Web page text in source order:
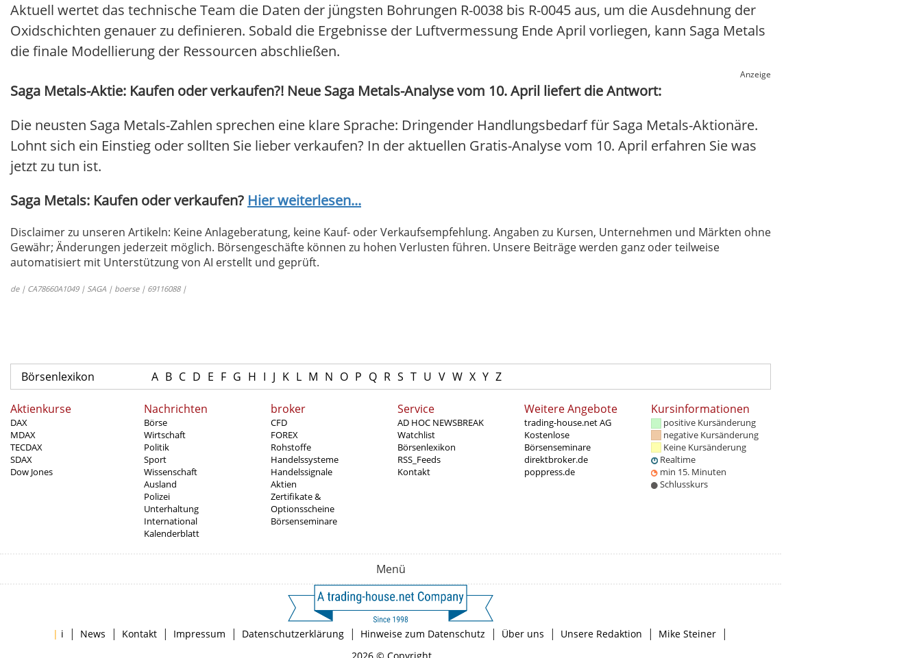
Aktuell wertet das technische Team die Daten der jüngsten Bohrungen R-0038 bis R-0045 aus, um die Ausdehnung der
Oxidschichten genauer zu definieren. Sobald die Ergebnisse der Luftvermessung Ende April vorliegen, kann Saga Metals
die finale Modellierung der Ressourcen abschließen.
Anzeige
Saga Metals-Aktie: Kaufen oder verkaufen?! Neue Saga Metals-Analyse vom 10. April liefert die Antwort:
Die neusten Saga Metals-Zahlen sprechen eine klare Sprache: Dringender Handlungsbedarf für Saga Metals-Aktionäre.
Lohnt sich ein Einstieg oder sollten Sie lieber verkaufen? In der aktuellen Gratis-Analyse vom 10. April erfahren Sie was
jetzt zu tun ist.
Saga Metals: Kaufen oder verkaufen? Hier weiterlesen...
Disclaimer zu unseren Artikeln: Keine Anlageberatung, keine Kauf- oder Verkaufsempfehlung. Angaben zu Kursen, Unternehmen und Märkten ohne
Gewähr; Änderungen jederzeit möglich. Börsengeschäfte können zu hohen Verlusten führen. Unsere Beiträge werden ganz oder teilweise
automatisiert mit Unterstützung von AI erstellt und geprüft.
de | CA78660A1049 | SAGA | boerse | 69116088 |
Börsenlexikon A B C D E F G H I J K L M N O P Q R S T U V W X Y Z
Aktienkurse
DAX
MDAX
TECDAX
SDAX
Dow Jones
Nachrichten
Börse
Wirtschaft
Politik
Sport
Wissenschaft
Ausland
Polizei
Unterhaltung
International
Kalenderblatt
broker
CFD
FOREX
Rohstoffe
Handelssysteme
Handelssignale
Aktien
Zertifikate &
Optionsscheine
Börsenseminare
Service
AD HOC NEWSBREAK
Watchlist
Börsenlexikon
RSS_Feeds
Kontakt
Weitere Angebote
trading-house.net AG
Kostenlose
Börsenseminare
direktbroker.de
poppress.de
Kursinformationen
positive Kursänderung
negative Kursänderung
Keine Kursänderung
Realtime
min 15. Minuten
Schlusskurs
Menü
| i | News | Kontakt | Impressum | Datenschutzerklärung | Hinweise zum Datenschutz | Über uns | Unsere Redaktion | Mike Steiner |
2026 © Copyright